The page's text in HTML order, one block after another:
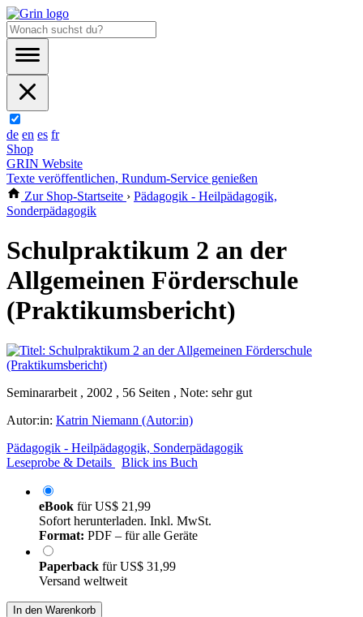
de en es fr
Shop
GRIN Website
Texte veröffentlichen, Rundum-Service genießen
Zur Shop-Startseite › Pädagogik - Heilpädagogik,
Sonderpädagogik
Schulpraktikum 2 an der
Allgemeinen Förderschule
(Praktikumsbericht)
Seminararbeit , 2002 , 56 Seiten , Note: sehr gut
Autor:in: Katrin Niemann (Autor:in)
Pädagogik - Heilpädagogik, Sonderpädagogik
Leseprobe & Details
Blick ins Buch
eBook fürUS$ 21,99
Sofort herunterladen. Inkl. MwSt.
Format: PDF – für alle Geräte
Paperback fürUS$ 31,99
Versand weltweit
In den Warenkorb